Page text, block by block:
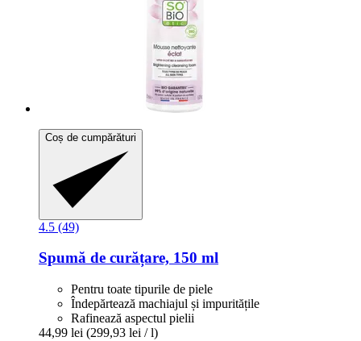
Coș de cumpărături
4.5 (49)
Spumă de curățare, 150 ml
Pentru toate tipurile de piele
Îndepărtează machiajul și impuritățile
Rafinează aspectul pielii
44,99 lei (299,93 lei / l)